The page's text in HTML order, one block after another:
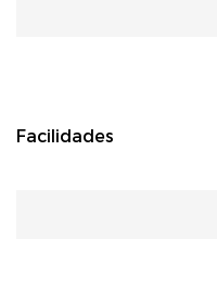
Facilidades